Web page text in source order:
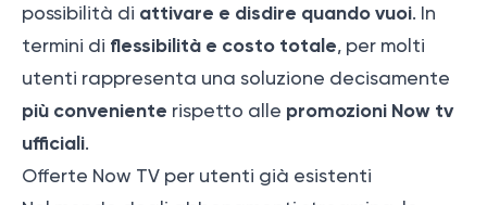
possibilità di attivare e disdire quando vuoi. In
termini di flessibilità e costo totale, per molti
utenti rappresenta una soluzione decisamente
più conveniente rispetto alle promozioni Now tv
ufficiali.
Offerte Now TV per utenti già esistenti